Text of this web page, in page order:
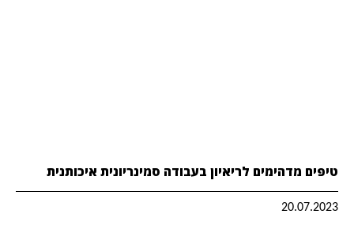
טיפים מדהימים לריאיון בעבודה סמינריונית איכותנית
20.07.2023